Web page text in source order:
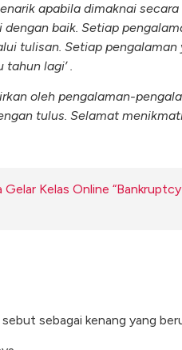
apabila dimaknai
baik. Setiap
tulisan. Setiap
lagi’ .
oleh pengalaman-
tulus. Selamat
Kelas Online
sebagai kenang yang